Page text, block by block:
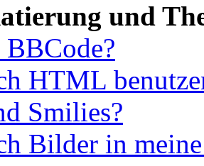
und
BBCode?
HTML
Smilies?
Bilder in